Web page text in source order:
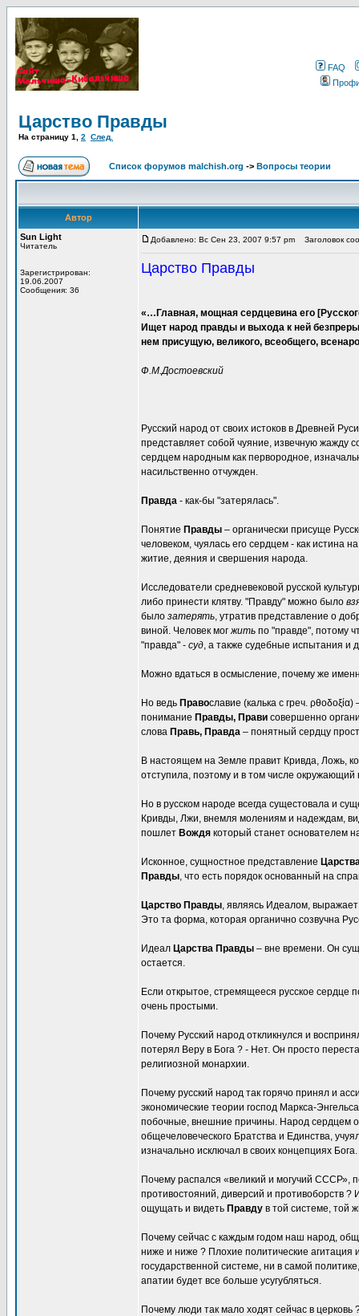
FAQ
Царство Правды
На страницу 1 2 След.
Список форумов malchish.org -> Вопросы теории
Автор
Sun Light
Читатель
Зарегистрирован:
19.06.2007
Сообщения: 36
Добавлено: Вс Сен 23, 2007 9:57 pm Заголовок
Царство Правды
«…Главная, мощная сердцевина его
Ищет народ правды и выхода к ней
нем присущую, великого, всеобщего,
Ф.М.Достоевский
Русский народ от своих истоков в Древней
представляет собой чуяние, извечную жажду
сердцем народным как первородное,
насильственно отчужден.
Правда - как-бы "затерялась".
Понятие Правды – органически присуще
человеком, чуялась его сердцем - как истина
житие, деяния и свершения народа.
Исследователи средневековой русской
либо принести клятву. "Правду" можно было
было затерять, утратив представление о
виной. Человек могжить по "правде", потому
"правда" - суд, а также судебные испытания и
Можно вдаться в осмысление, почему же
Но ведь Православие (калька с греч.
понимание Правды, Прави совершенно
слова Правь, Правда – понятный сердцу
В настоящем на Земле правит Кривда, Ложь,
отступила, поэтому и в том числе
Но в русском народе всегда сущестовала и
Кривды, Лжи, внемля молениям и надеждам,
пошлет Вождя который станет основателем
Исконное, сущностное представление
Правды, что есть порядок основанный на
Царство Правды, являясь Идеалом,
Это та форма, которая органично созвучна
Идеал Царства Правды – вне времени. Он
остается.
Если открытое, стремящееся русское сердце
очень простыми.
Почему Русский народ откликнулся и
потерял Веру в Бога ? - Нет. Он просто
религиозной монархии.
Почему русский народ так горячо принял и
экономические теории господ Маркса-
побочные, внешние причины. Народ сердцем
общечеловеческого Братства и Единства,
изначально исключал в своих концепциях Бога.
Почему распался «великий и могучий СССР»,
противостояний, диверсий и противоборств
ощущать и видеть Правду в той системе, той
Почему сейчас с каждым годом наш народ,
ниже и ниже ? Плохие политические
государственной системе, ни в самой
апатии будет все больше усугубляться.
Почему люди так мало ходят сейчас в церковь